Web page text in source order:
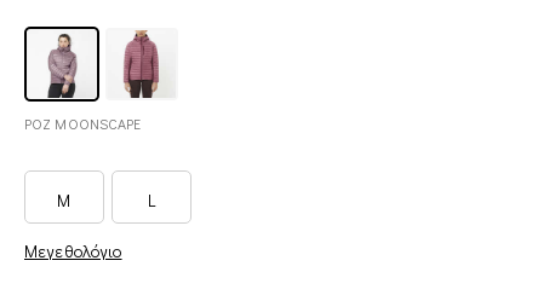
ΡΟΖ MOONSCAPE
M L
Μεγεθολόγιο